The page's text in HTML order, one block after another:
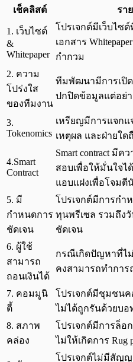
เช็คลิสต์ รา
1. เว็บไซต์
&
Whitepaper
โปรเจกต์มีเว็บไซ
เอกสาร
กำกวม
2. ความ
โปร่งใส
ของทีมงาน
ทีมพัฒนามีการเปิด
ปกปิดข้อมูลแต่อย่า
3.
Tokenomics
เหรียญมีการแจก
เหตุผล และฝ่ายใด
4.Smart
Contract
Smart contract มี
สอบเพื่อให้มั่นใจไ
แอบแฝงเพื่อโจมตี
5. มี
กำหนดการ
ชัดเจน
โปรเจกต์มีการกำ
ทุนพรีเซล รวมถึง
ชัดเจน
6. ผู้ใช้
สามารถ
ถอนเงินได้
กรณีเกิดปัญหาที่ไ
คงสามารถทำการ
7. คอมมูนิ
ตี้
โปรเจกต์มีชุมชน
ไม่ได้ถูกรันด้วยบอ
8. สภาพ
คล่อง
โปรเจกต์มีการล็อ
ไม่ให้เกิดการ Rug
โปรเจกต์ไม่มีสัญ